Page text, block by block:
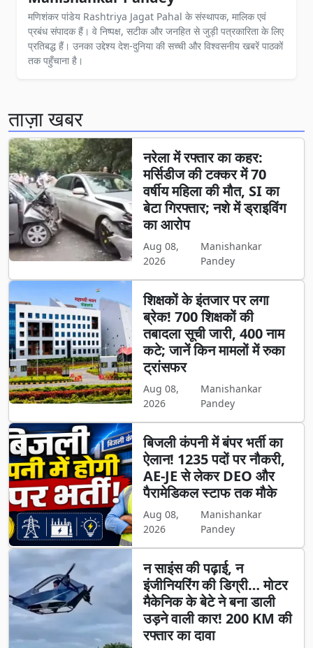
मणिशंकर पांडेय Rashtriya Jagat Pahal के संस्थापक, मालिक एवं
प्रबंध संपादक हैं। वे निष्पक्ष, सटीक और जनहित से जुड़ी पत्रकारिता के लिए
प्रतिबद्ध हैं। उनका उद्देश्य देश-दुनिया की सच्ची और विश्वसनीय खबरें पाठकों
तक पहुँचाना है।
ताज़ा खबर
नरेला में रफ्तार का कहर:
मर्सिडीज की टक्कर में 70
वर्षीय महिला की मौत, SI का
बेटा गिरफ्तार; नशे में ड्राइविंग
का आरोप
Aug 08,
2026
Manishankar
Pandey
शिक्षकों के इंतजार पर लगा
ब्रेक! 700 शिक्षकों की
तबादला सूची जारी, 400 नाम
कटे; जानें किन मामलों में रुका
ट्रांसफर
Aug 08,
2026
Manishankar
Pandey
बिजली कंपनी में बंपर भर्ती का
ऐलान! 1235 पदों पर नौकरी,
AE-JE से लेकर DEO और
पैरामेडिकल स्टाफ तक मौके
Aug 08,
2026
Manishankar
Pandey
न साइंस की पढ़ाई, न
इंजीनियरिंग की डिग्री… मोटर
मैकेनिक के बेटे ने बना डाली
उड़ने वाली कार! 200 KM की
रफ्तार का दावा